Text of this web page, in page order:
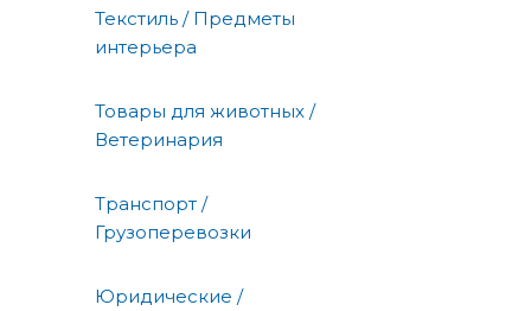
Текстиль / Предметы
интерьера
Товары для животных /
Ветеринария
Транспорт /
Грузоперевозки
Юридические /